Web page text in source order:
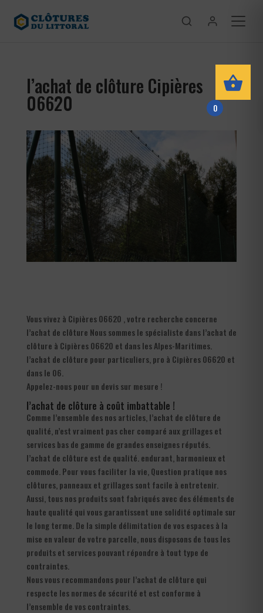
l’achat de clôture Cipières
06620
Vous vivez à Cipières 06620 , votre recherche concerne
l’achat de clôture Nous sommes le spécialiste dans l’achat de
clôture à Cipières 06620 et dans les Alpes-Maritimes.
l’achat de clôture pour particuliers, pro à Cipières 06620 et
dans le 06.
Appelez-nous pour un devis sur mesure !
l’achat de clôture à coût imbattable !
Comme l’ensemble des nos articles, l’achat de clôture de
qualité, n’est vraiment pas cher comparé aux grillages et
services bas de gamme de grandes enseignes réputés.
l’achat de clôture est de qualité. endurant, harmonieux et
commode. Pour vous faciliter la vie, Question pratique nos
clôtures, panneaux et grillages sont facile à entretenir.
Aussi, tous nos produits sont fabriqués avec des éléments de
haute qualité qui vous garantissent une solidité optimale sur
le long terme. De la simple délimitation de vos espaces à la
mise en valeur de votre parcelle, nous disposons de tous les
produits et services pouvant répondre à tout type de
contraintes.
Nous vous recommandons pour l’achat de clôture qui
respecte les normes de sécurité et est conforme à
l’ensemble de vos contraintes.
0